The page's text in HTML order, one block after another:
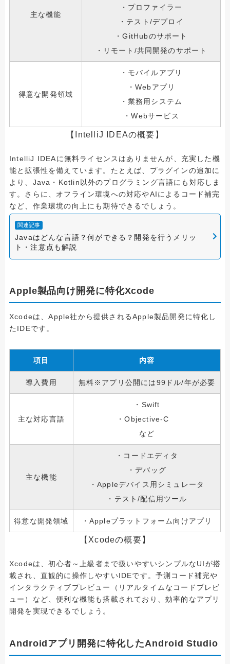
主な機能
・プロファイラー
・テスト/デプロイ
・GitHubのサポート
・リモート/共同開発のサポート
得意な開発領域
・モバイルアプリ
・Webアプリ
・業務用システム
・Webサービス
【IntelliJ IDEAの概要】
IntelliJ IDEAに無料ライセンスはありませんが、充実した機
能と拡張性を備えています。たとえば、プラグインの追加に
より、Java・Kotlin以外のプログラミング言語にも対応しま
す。さらに、オフライン環境への対応やAIによるコード補完
など、作業環境の向上にも期待できるでしょう。
関連記事
Javaはどんな言語？何ができる？開発を行うメリッ
ト・注意点も解説
Apple製品向け開発に特化Xcode
Xcodeは、Apple社から提供されるApple製品開発に特化し
たIDEです。
項目 内容
導入費用 無料※アプリ公開には99ドル/年が必要
主な対応言語
・Swift
・Objective-C
など
主な機能
・コードエディタ
・デバッグ
・Appleデバイス用シミュレータ
・テスト/配信用ツール
得意な開発領域 ・Appleプラットフォーム向けアプリ
【Xcodeの概要】
Xcodeは、初心者～上級者まで扱いやすいシンプルなUIが搭
載され、直観的に操作しやすいIDEです。予測コード補完や
インタラクティブプレビュー（リアルタイムなコードプレビ
ュー）など、便利な機能も搭載されており、効率的なアプリ
開発を実現できるでしょう。
Androidアプリ開発に特化したAndroid Studio